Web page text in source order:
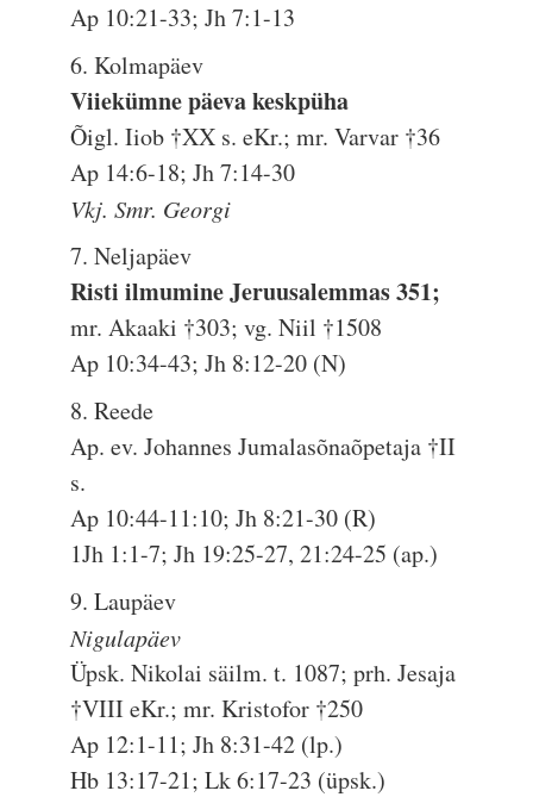
Ap 10:21-33; Jh 7:1-13
6. Kolmapäev
Viiekümne päeva keskpüha
Õigl. Iiob †XX s. eKr.; mr. Varvar †36
Ap 14:6-18; Jh 7:14-30
Vkj. Smr. Georgi
7. Neljapäev
Risti ilmumine Jeruusalemmas 351;
mr. Akaaki †303; vg. Niil †1508
Ap 10:34-43; Jh 8:12-20 (N)
8. Reede
Ap. ev. Johannes Jumalasõnaõpetaja †II
s.
Ap 10:44-11:10; Jh 8:21-30 (R)
1Jh 1:1-7; Jh 19:25-27, 21:24-25 (ap.)
9. Laupäev
Nigulapäev
Üpsk. Nikolai säilm. t. 1087; prh. Jesaja
†VIII eKr.; mr. Kristofor †250
Ap 12:1-11; Jh 8:31-42 (lp.)
Hb 13:17-21; Lk 6:17-23 (üpsk.)